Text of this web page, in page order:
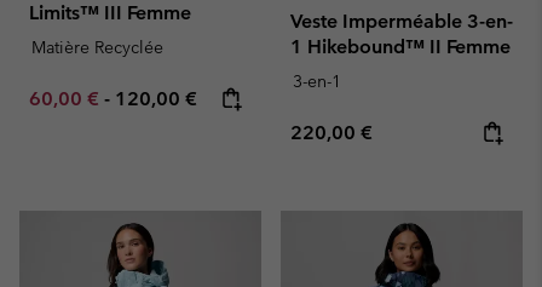
Limits™ III Femme
Matière Recyclée
Minimum sale price:
60,00 € - Maximum price:
120,00 €
Veste Imperméable 3-en-
1 Hikebound™ II Femme
3-en-1
Regular price:
220,00 €